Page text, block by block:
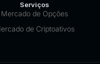
Serviços
Mercado de Opções
de Criptoativos